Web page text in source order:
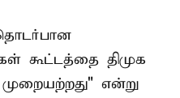
கூட்டத்தை திமுக
முறையற்றது" என்று